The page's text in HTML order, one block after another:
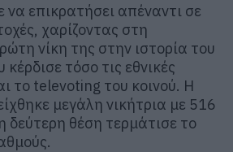
επικρατήσει απέναντι σε
χαρίζοντας στη
νίκη της στην ιστορία του
τόσο τις εθνικές
το televoting του κοινού. Η
μεγάλη νικήτρια με 516
δεύτερη θέση τερμάτισε το